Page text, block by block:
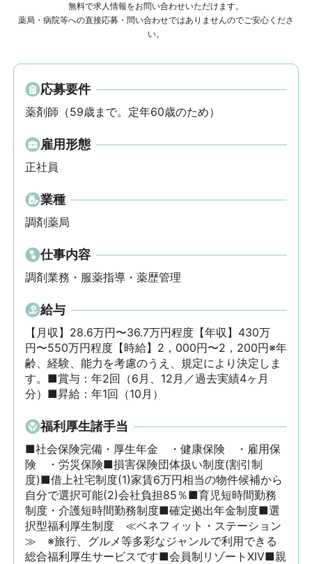
無料で求人情報をお問い合わせいただけます。
薬局・病院等への直接応募・問い合わせではありませんのでご安心くださ
い。
応募要件
薬剤師（59歳まで。定年60歳のため）
雇用形態
正社員
業種
調剤薬局
仕事内容
調剤業務・服薬指導・薬歴管理
給与
【月収】28.6万円〜36.7万円程度【年収】430万
円〜550万円程度【時給】2，000円〜2，200円※年
齢、経験、能力を考慮のうえ、規定により決定しま
す。■賞与：年2回（6月、12月／過去実績4ヶ月
分）■昇給：年1回（10月）
福利厚生諸手当
■社会保険完備・厚生年金　・健康保険　・雇用保
険　・労災保険■損害保険団体扱い制度(割引制
度)■借上社宅制度(1)家賃6万円相当の物件候補から
自分で選択可能(2)会社負担85％■育児短時間勤務
制度・介護短時間勤務制度■確定拠出年金制度■選
択型福利厚生制度　≪ベネフィット・ステーション
≫　※旅行、グルメ等多彩なジャンルで利用できる
総合福利厚生サービスです■会員制リゾートXIV■親